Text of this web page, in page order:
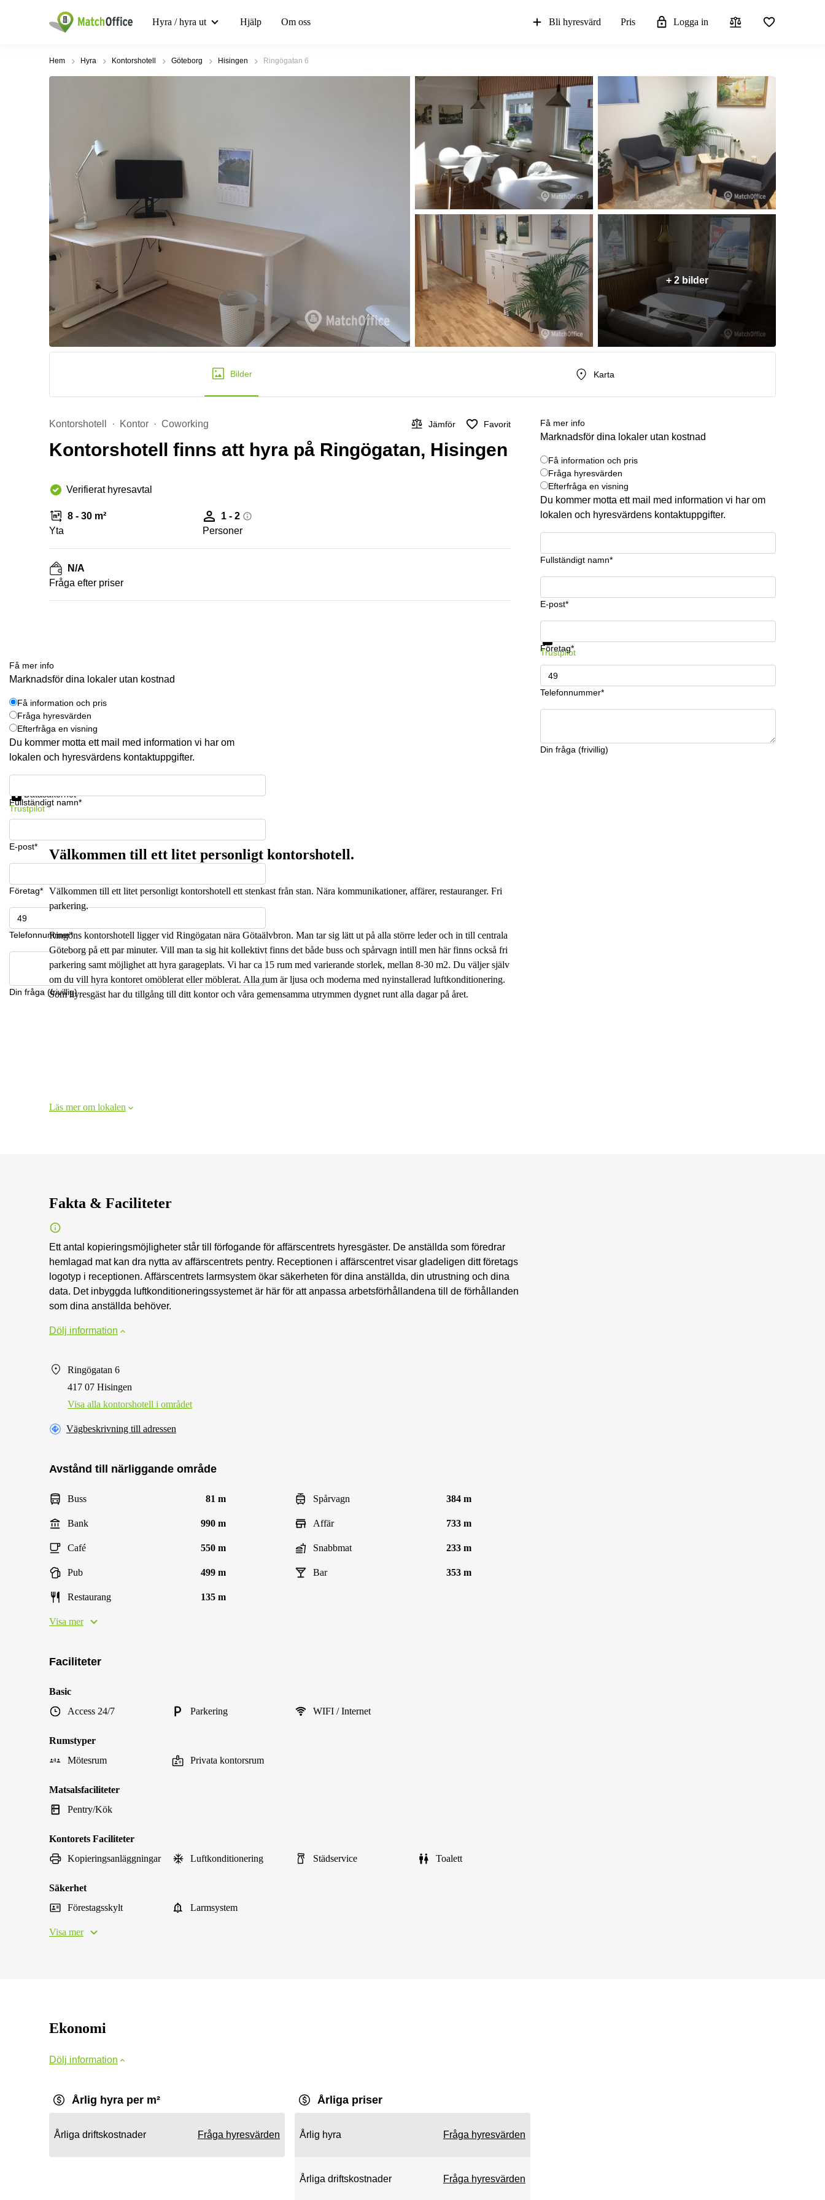
Hyra / hyra ut Hjälp Om oss Bli hyresvärd Pris Logga in
Hem Hyra Kontorshotell Göteborg Hisingen Ringögatan 6
+ 2 bilder
Bilder Karta
Kontorshotell Kontor Coworking Jämför Favorit
Kontorshotell finns att hyra på Ringögatan, Hisingen
Verifierat hyresavtal
8 - 30 m²
Yta
1 - 2
Personer
N/A
Fråga efter priser
Få mer info
Marknadsför dina lokaler utan kostnad
Få information och pris
Fråga hyresvärden
Efterfråga en visning
Du kommer motta ett mail med information vi har om
lokalen och hyresvärdens kontaktuppgifter.
Fullständigt namn*
E-post*
Företag*
Telefonnummer*
Din fråga (frivillig)
Få information och pris
Trustpilot
Få mer info
Marknadsför dina lokaler utan kostnad
Få information och pris
Fråga hyresvärden
Efterfråga en visning
Du kommer motta ett mail med information vi har om
lokalen och hyresvärdens kontaktuppgifter.
Fullständigt namn*
E-post*
Företag*
Telefonnummer*
Din fråga (frivillig)
Datasäkerhet
Trustpilot
Välkommen till ett litet personligt kontorshotell.
Välkommen till ett litet personligt kontorshotell ett stenkast från stan. Nära kommunikationer, affärer, restauranger. Fri
parkering.
Ringöns kontorshotell ligger vid Ringögatan nära Götaälvbron. Man tar sig lätt ut på alla större leder och in till centrala
Göteborg på ett par minuter. Vill man ta sig hit kollektivt finns det både buss och spårvagn intill men här finns också fri
parkering samt möjlighet att hyra garageplats. Vi har ca 15 rum med varierande storlek, mellan 8-30 m2. Du väljer själv
om du vill hyra kontoret omöblerat eller möblerat. Alla rum är ljusa och moderna med nyinstallerad luftkonditionering.
Som hyresgäst har du tillgång till ditt kontor och våra gemensamma utrymmen dygnet runt alla dagar på året.
Läs mer om lokalen
Fakta & Faciliteter
Ett antal kopieringsmöjligheter står till förfogande för affärscentrets hyresgäster. De anställda som föredrar
hemlagad mat kan dra nytta av affärscentrets pentry. Receptionen i affärscentret visar gladeligen ditt företags
logotyp i receptionen. Affärscentrets larmsystem ökar säkerheten för dina anställda, din utrustning och dina
data. Det inbyggda luftkonditioneringssystemet är här för att anpassa arbetsförhållandena till de förhållanden
som dina anställda behöver.
Dölj information
Ringögatan 6
417 07 Hisingen
Visa alla kontorshotell i området
Vägbeskrivning till adressen
Avstånd till närliggande område
Buss 81 m Spårvagn 384 m
Bank 990 m Affär 733 m
Café 550 m Snabbmat 233 m
Pub 499 m Bar 353 m
Restaurang 135 m
Visa mer
Faciliteter
Basic
Access 24/7
Parkering WIFI / Internet
Rumstyper
Mötesrum
Privata kontorsrum
Matsalsfaciliteter
Pentry/Kök
Kontorets Faciliteter
Kopieringsanläggningar
Luftkonditionering Städservice Toalett
Säkerhet
Förestagsskylt
Larmsystem
Visa mer
Ekonomi
Dölj information
Årlig hyra per m²
Årliga driftskostnader Fråga hyresvärden
Årliga priser
Årlig hyra Fråga hyresvärden
Årliga driftskostnader Fråga hyresvärden